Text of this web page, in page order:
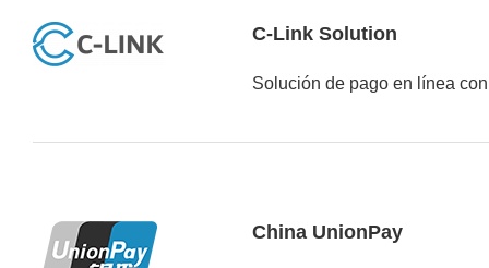
C-Link Solution
Solución de pago en línea
China UnionPay